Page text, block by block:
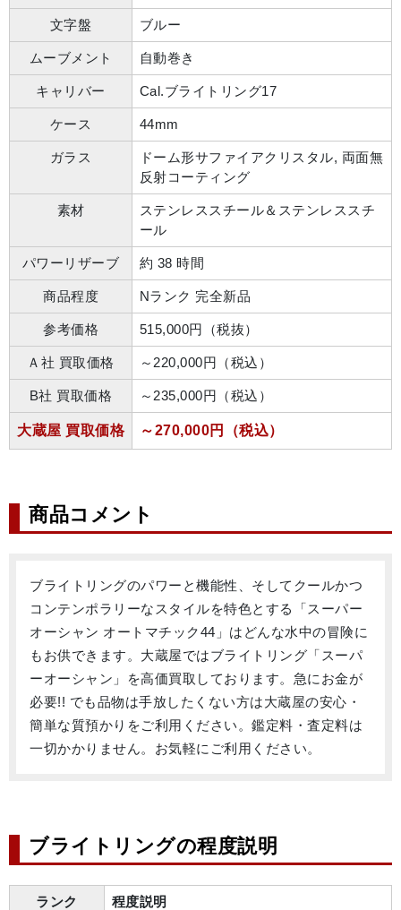
文字盤 ブルー
ムーブメント 自動巻き
キャリバー Cal.ブライトリング17
ケース 44mm
ガラス
ドーム形サファイアクリスタル, 両面無
反射コーティング
素材
ステンレススチール＆ステンレススチ
ール
パワーリザーブ 約 38 時間
商品程度 Nランク 完全新品
参考価格 515,000円（税抜）
Ａ社 買取価格 ～220,000円（税込）
B社 買取価格 ～235,000円（税込）
大蔵屋 買取価格 ～270,000円（税込）
商品コメント
ブライトリングのパワーと機能性、そしてクールかつ
コンテンポラリーなスタイルを特色とする「スーパー
オーシャン オートマチック44」はどんな水中の冒険に
もお供できます。大蔵屋ではブライトリング「スーパ
ーオーシャン」を高価買取しております。急にお金が
必要!! でも品物は手放したくない方は大蔵屋の安心・
簡単な質預かりをご利用ください。鑑定料・査定料は
一切かかりません。お気軽にご利用ください。
ブライトリングの程度説明
ランク 程度説明